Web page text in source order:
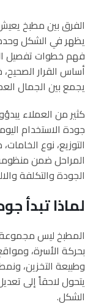
الفرق بين مطبخ
يظهر في الشكل
فهم خطوات تفصيل
أساس القرار
يجمع بين الجمال
كثير من العملاء
جودة الاستخدام
التوزيع، نوع
المراحل ضمن
الجودة والتكلفة
لماذا تبدأ
المطبخ ليس
بحركة الأسرة،
وطبيعة التخزين،
يتحول لاحقاً إلى
الشكل.